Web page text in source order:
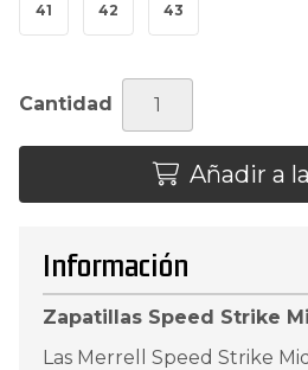
41 42 43
Cantidad
Añadir a
Información
Zapatillas Speed Strike
Las Merrell Speed Strike